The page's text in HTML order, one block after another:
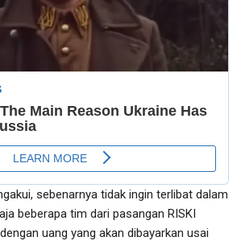
sebenarnya tidak ingin terlibat dalam
beberapa tim dari pasangan RISKI
uang yang akan dibayarkan usai